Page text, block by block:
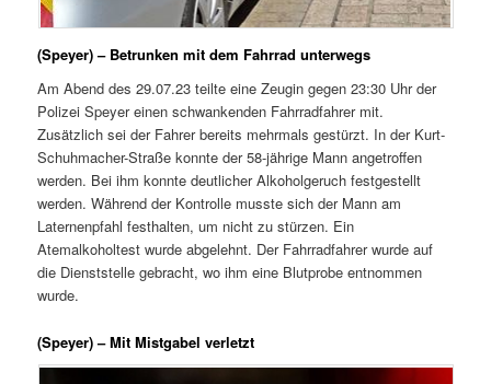
(Speyer) – Betrunken mit dem Fahrrad unterwegs
Am Abend des 29.07.23 teilte eine Zeugin gegen 23:30 Uhr der
Polizei Speyer einen schwankenden Fahrradfahrer mit.
Zusätzlich sei der Fahrer bereits mehrmals gestürzt. In der Kurt-
Schuhmacher-Straße konnte der 58-jährige Mann angetroffen
werden. Bei ihm konnte deutlicher Alkoholgeruch festgestellt
werden. Während der Kontrolle musste sich der Mann am
Laternenpfahl festhalten, um nicht zu stürzen. Ein
Atemalkoholtest wurde abgelehnt. Der Fahrradfahrer wurde auf
die Dienststelle gebracht, wo ihm eine Blutprobe entnommen
wurde.
(Speyer) – Mit Mistgabel verletzt